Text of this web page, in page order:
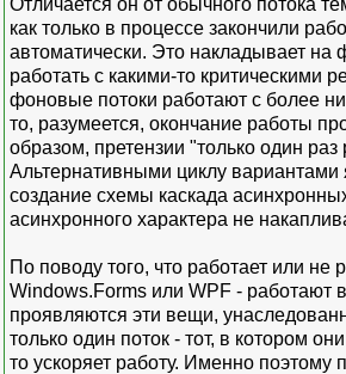
как только в процессе закончили
автоматически. Это накладывает на
работать с какими-то критическими
фоновые потоки работают с более
то, разумеется, окончание работы
образом, претензии "только один
Альтернативными циклу вариантами
создание схемы каскада
асинхронного характера не
По поводу того, что работает или не
Windows.Forms или WPF - работают
проявляются эти вещи,
только один поток - тот, в котором
то ускоряет работу. Именно